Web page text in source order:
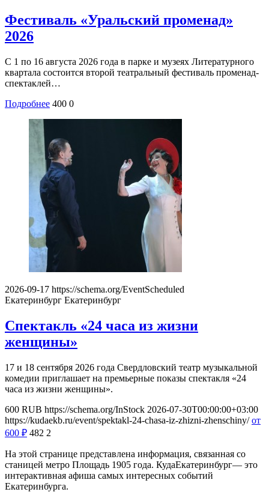
Фестиваль «Уральский променад»
2026
С 1 по 16 августа 2026 года в парке и музеях Литературного
квартала состоится второй театральный фестиваль променад-
спектаклей…
Подробнее 400 0
2026-09-17 https://schema.org/EventScheduled
Екатеринбург Екатеринбург
Спектакль «24 часа из жизни
женщины»
17 и 18 сентября 2026 года Свердловский театр музыкальной
комедии приглашает на премьерные показы спектакля «24
часа из жизни женщины».
600 RUB https://schema.org/InStock 2026-07-30T00:00:00+03:00
https://kudaekb.ru/event/spektakl-24-chasa-iz-zhizni-zhenschiny/ от
600 ₽ 482 2
На этой странице представлена информация, связанная со
станицей метро Площадь 1905 года. КудаЕкатеринбург— это
интерактивная афиша самых интересных событий
Екатеринбурга.